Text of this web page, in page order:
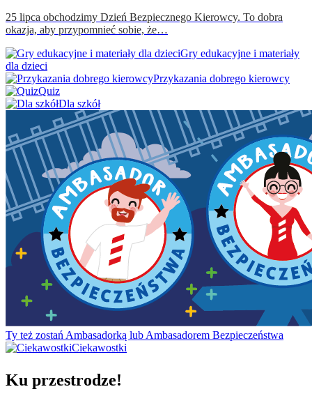
25 lipca obchodzimy Dzień Bezpiecznego Kierowcy. To dobra
okazja, aby przypomnieć sobie, że…
Gry edukacyjne i materiały
dla dzieci
Przykazania dobrego kierowcy
Quiz
Dla szkół
Ty też zostań Ambasadorką lub Ambasadorem Bezpieczeństwa
Ciekawostki
Ku przestrodze!